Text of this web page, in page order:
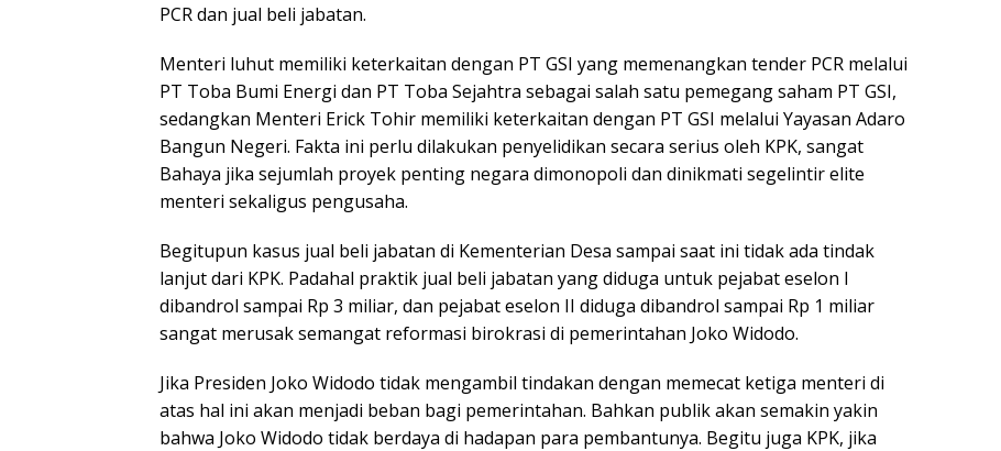
PCR dan jual beli jabatan.
Menteri luhut memiliki keterkaitan dengan PT GSI yang memenangkan tender PCR melalui
PT Toba Bumi Energi dan PT Toba Sejahtra sebagai salah satu pemegang saham PT GSI,
sedangkan Menteri Erick Tohir memiliki keterkaitan dengan PT GSI melalui Yayasan Adaro
Bangun Negeri. Fakta ini perlu dilakukan penyelidikan secara serius oleh KPK, sangat
Bahaya jika sejumlah proyek penting negara dimonopoli dan dinikmati segelintir elite
menteri sekaligus pengusaha.
Begitupun kasus jual beli jabatan di Kementerian Desa sampai saat ini tidak ada tindak
lanjut dari KPK. Padahal praktik jual beli jabatan yang diduga untuk pejabat eselon I
dibandrol sampai Rp 3 miliar, dan pejabat eselon II diduga dibandrol sampai Rp 1 miliar
sangat merusak semangat reformasi birokrasi di pemerintahan Joko Widodo.
Jika Presiden Joko Widodo tidak mengambil tindakan dengan memecat ketiga menteri di
atas hal ini akan menjadi beban bagi pemerintahan. Bahkan publik akan semakin yakin
bahwa Joko Widodo tidak berdaya di hadapan para pembantunya. Begitu juga KPK, jika